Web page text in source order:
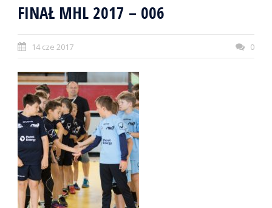
FINAŁ MHL 2017 – 006
14 cze 2017 0